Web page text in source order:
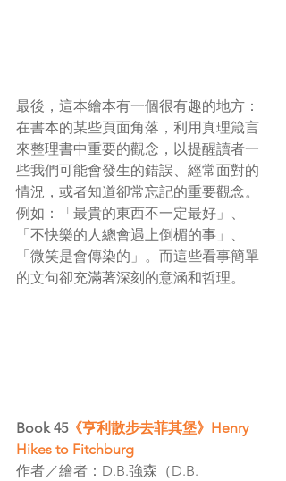
最後，這本繪本有一個很有趣的地方：
在書本的某些頁面角落，利用真理箴言
來整理書中重要的觀念，以提醒讀者一
些我們可能會發生的錯誤、經常面對的
情況，或者知道卻常忘記的重要觀念。
例如：「最貴的東西不一定最好」、
「不快樂的人總會遇上倒楣的事」、
「微笑是會傳染的」。而這些看事簡單
的文句卻充滿著深刻的意涵和哲理。
Book 45《亨利散步去菲其堡》Henry
Hikes to Fitchburg
作者／繪者：D.B.強森（D.B.